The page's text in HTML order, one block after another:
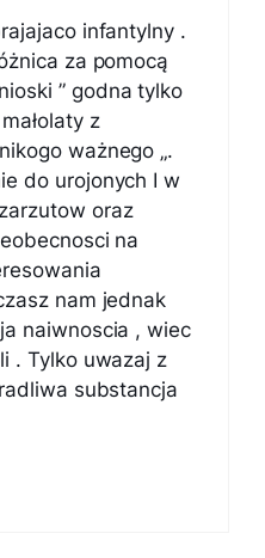
infantylny .
za pomocą
” godna tylko
z
ważnego „.
do urojonych I w
oraz
na
nam jednak
naiwnoscia , wiec
. Tylko uwazaj z
substancja